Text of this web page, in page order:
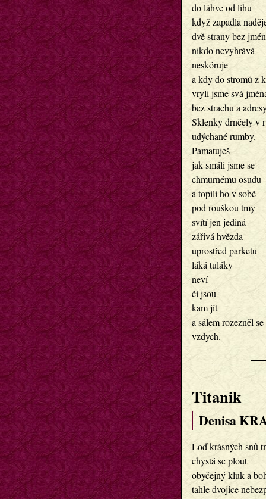
do láhve od lihu
když zapadla
dvě strany bez
nikdo nevyhrává
neskóruje
a kdy do stromů z
vryli jsme svá
bez strachu a
Sklenky drnčely v
udýchané rumby.
Pamatuješ
jak smáli jsme se
chmurnému osudu
a topili ho v sobě
pod rouškou tmy
svítí jen jediná
zářivá hvězda
uprostřed parketu
láká tuláky
neví
čí jsou
kam jít
a sálem rozezněl se
Titanik
Denisa
Loď krásných snů
chystá se plout
obyčejný kluk a
tahle dvojice